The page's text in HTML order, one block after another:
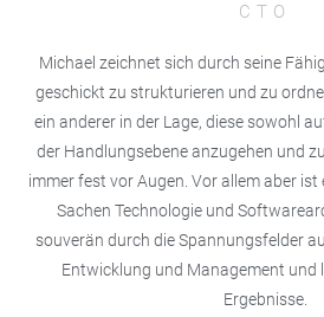
CTO
Michael zeichnet sich durch seine
geschickt zu strukturieren und zu
ein anderer in der Lage, diese sowohl
der Handlungsebene anzugehen und
immer fest vor Augen. Vor allem aber
Sachen Technologie und
souverän durch die Spannungsfelder
Entwicklung und Management und
Ergebnisse.